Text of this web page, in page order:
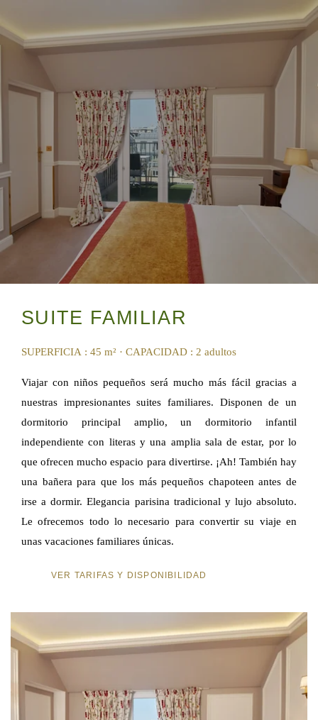
SUITE FAMILIAR
SUPERFICIA : 45 m² · CAPACIDAD : 2 adultos
Viajar con niños pequeños será mucho más fácil gracias a
nuestras impresionantes suites familiares. Disponen de un
dormitorio principal amplio, un dormitorio infantil
independiente con literas y una amplia sala de estar, por lo
que ofrecen mucho espacio para divertirse. ¡Ah! También hay
una bañera para que los más pequeños chapoteen antes de
irse a dormir. Elegancia parisina tradicional y lujo absoluto.
Le ofrecemos todo lo necesario para convertir su viaje en
unas vacaciones familiares únicas.
VER TARIFAS Y DISPONIBILIDAD